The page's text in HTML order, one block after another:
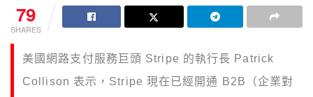
79
SHARES
美國網路支付服務巨頭 Stripe 的執行長 Patrick
Collison 表示，Stripe 現在已經開通 B2B（企業對